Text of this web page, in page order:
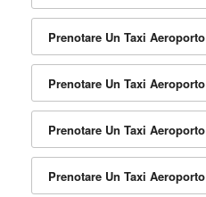
Prenotare Un Taxi
Prenotare Un Taxi
Prenotare Un Taxi
Prenotare Un Taxi